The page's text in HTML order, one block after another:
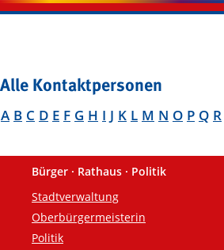
Alle Kontaktpersonen
A B C D E F G H I J K L M N O P Q R
Fußzeile
Bürger · Rathaus · Politik
Stadtverwaltung
Oberbürgermeisterin
Politik